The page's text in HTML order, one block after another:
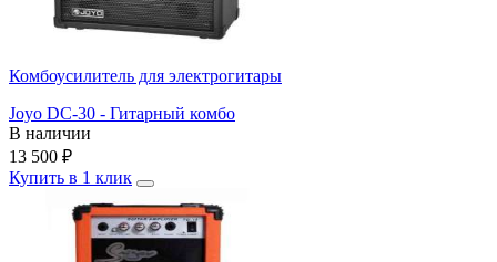
Комбоусилитель для электрогитары
Joyo DC-30 - Гитарный комбо
В наличии
13 500 ₽
Купить в 1 клик